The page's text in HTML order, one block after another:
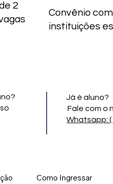
2
Convênio com
instituições
Já é aluno?
Fale com o
Whatsapp:
Como Ingressar